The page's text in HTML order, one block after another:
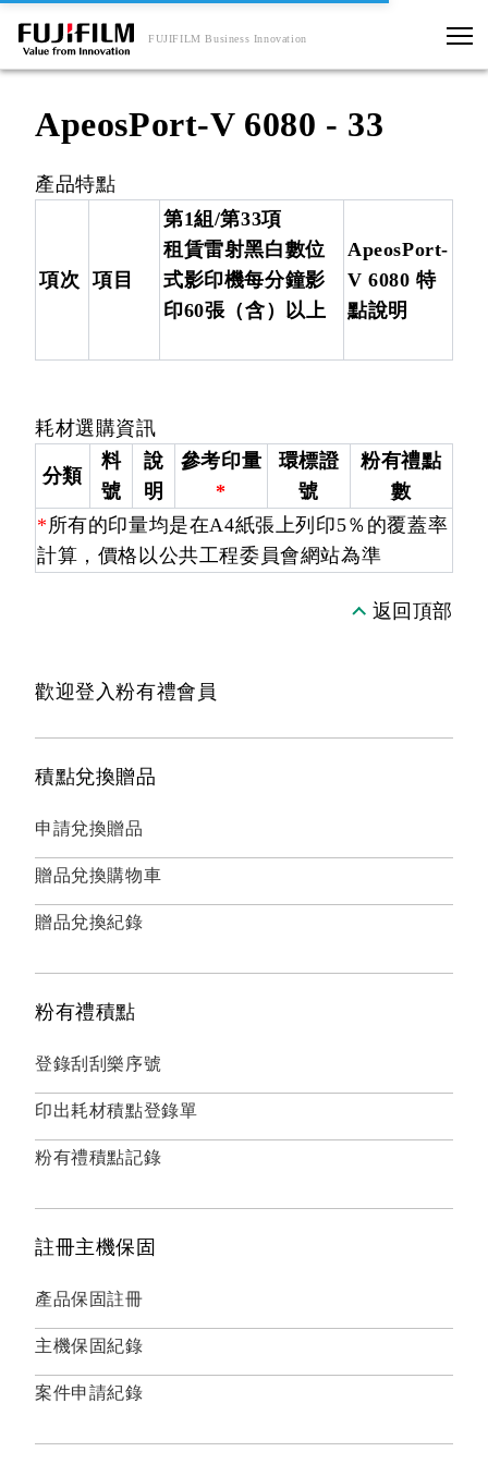
FUJIFILM Business Innovation
ApeosPort-V 6080 - 33
產品特點
項次 項目
第1組/第33項
租賃雷射黑白數位
式影印機每分鐘影
印60張（含）以上
ApeosPort-
V 6080 特
點說明
耗材選購資訊
分類
料
號
說
明
參考印量
*
環標證
號
粉有禮點
數
*所有的印量均是在A4紙張上列印5％的覆蓋率
計算，價格以公共工程委員會網站為準
返回頂部
歡迎登入粉有禮會員
積點兌換贈品
申請兌換贈品
贈品兌換購物車
贈品兌換紀錄
粉有禮積點
登錄刮刮樂序號
印出耗材積點登錄單
粉有禮積點記錄
註冊主機保固
產品保固註冊
主機保固紀錄
案件申請紀錄